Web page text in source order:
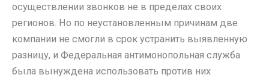
осуществлении звонков не в пределах своих
регионов. Но по неустановленным причинам две
компании не смогли в срок устранить выявленную
разницу, и Федеральная антимонопольная служба
была вынуждена использовать против них